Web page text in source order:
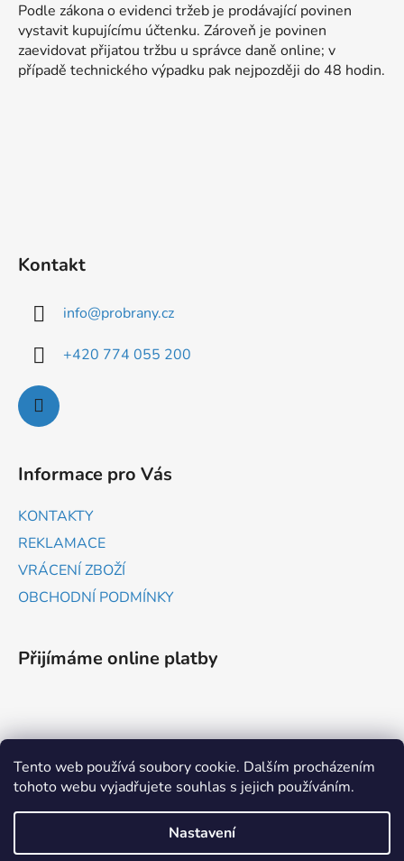
Tento web používá soubory cookie. Dalším procházením
tohoto webu vyjadřujete souhlas s jejich používáním.
Nastavení
Podle zákona o evidenci tržeb je prodávající povinen
vystavit kupujícímu účtenku. Zároveň je povinen
zaevidovat přijatou tržbu u správce daně online; v
případě technického výpadku pak nejpozději do 48 hodin.
Kontakt
info@probrany.cz
+420 774 055 200
Informace pro Vás
KONTAKTY
REKLAMACE
VRÁCENÍ ZBOŽÍ
OBCHODNÍ PODMÍNKY
Přijímáme online platby
ZBOŽÍ.CZ HEUREKA.CZ